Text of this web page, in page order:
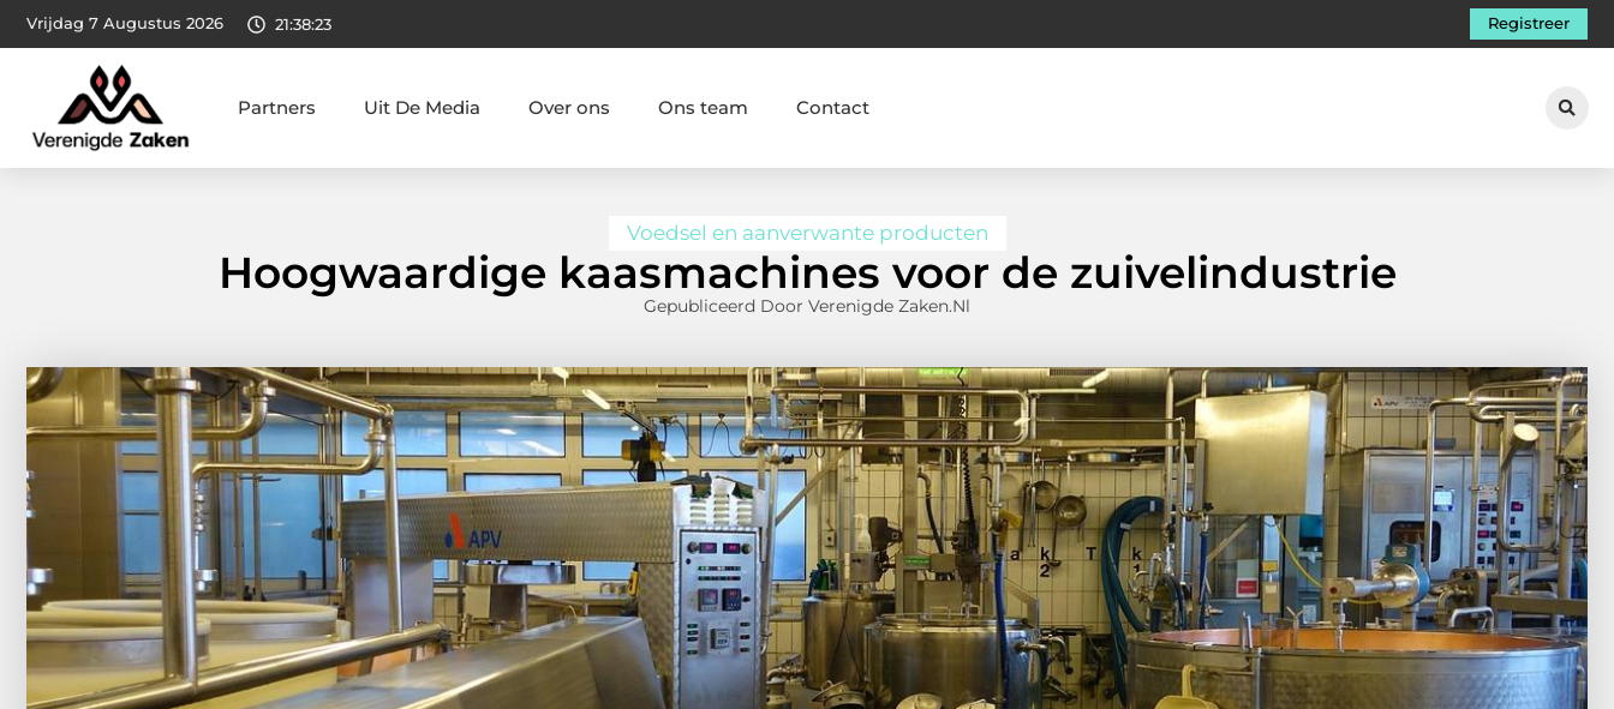
Vrijdag 7 Augustus 2026 21:38:24 Registreer
Partners Uit De Media Over ons Ons team Contact
Voedsel en aanverwante producten
Hoogwaardige kaasmachines voor de zuivelindustrie
Gepubliceerd Door Verenigde Zaken.nl